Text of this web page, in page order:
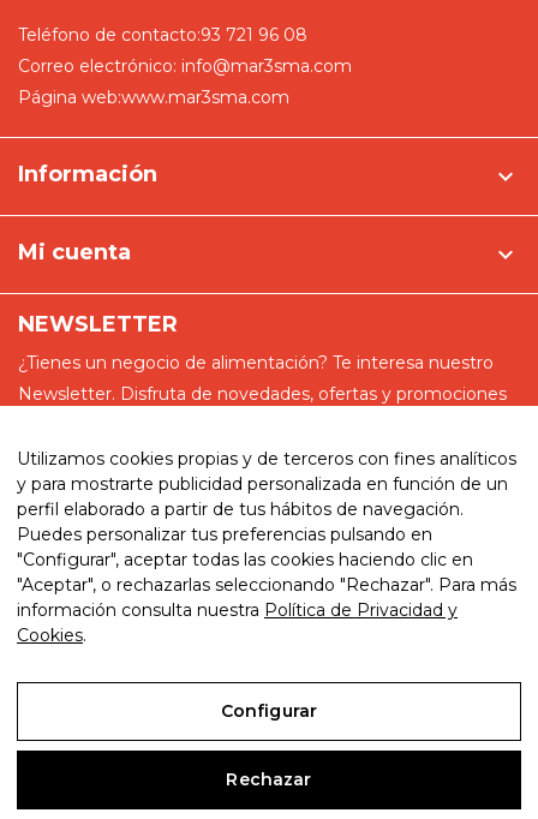
Teléfono de contacto:93 721 96 08
Correo electrónico: info@mar3sma.com
Página web:www.mar3sma.com
Información 
Mi cuenta 
NEWSLETTER
¿Tienes un negocio de alimentación? Te interesa nuestro
Newsletter. Disfruta de novedades, ofertas y promociones
He leído y acepto la política de privacidad
© 2026. My website. By eComm360
Utilizamos cookies propias y de terceros con fines analíticos
y para mostrarte publicidad personalizada en función de un
perfil elaborado a partir de tus hábitos de navegación.
Puedes personalizar tus preferencias pulsando en
"Configurar", aceptar todas las cookies haciendo clic en
"Aceptar", o rechazarlas seleccionando "Rechazar". Para más
información consulta nuestra Política de Privacidad y
Cookies.
Configurar
Rechazar
Aviso Legal
Política de Privacidad y Cookies